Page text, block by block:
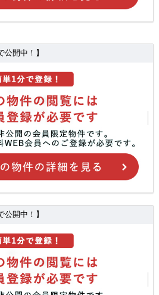
公開中！】
公開中！】